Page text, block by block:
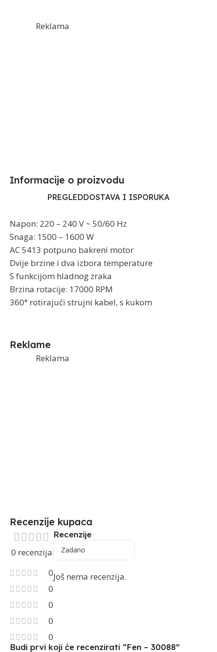
Reklama
Informacije o proizvodu​
PREGLEDDOSTAVA I ISPORUKA
Napon: 220 – 240 V ~ 50/60 Hz
Snaga: 1500 – 1600 W
AC 5413 potpuno bakreni motor
Dvije brzine i dva izbora temperature
S funkcijom hladnog zraka
Brzina rotacije: 17000 RPM
360° rotirajući strujni kabel, s kukom
Reklame
Reklama
Recenzije kupaca
0 recenzija
0
0
0
0
0
Recenzije
Još nema recenzija.
Budi prvi koji će recenzirati “Fen – 30088”